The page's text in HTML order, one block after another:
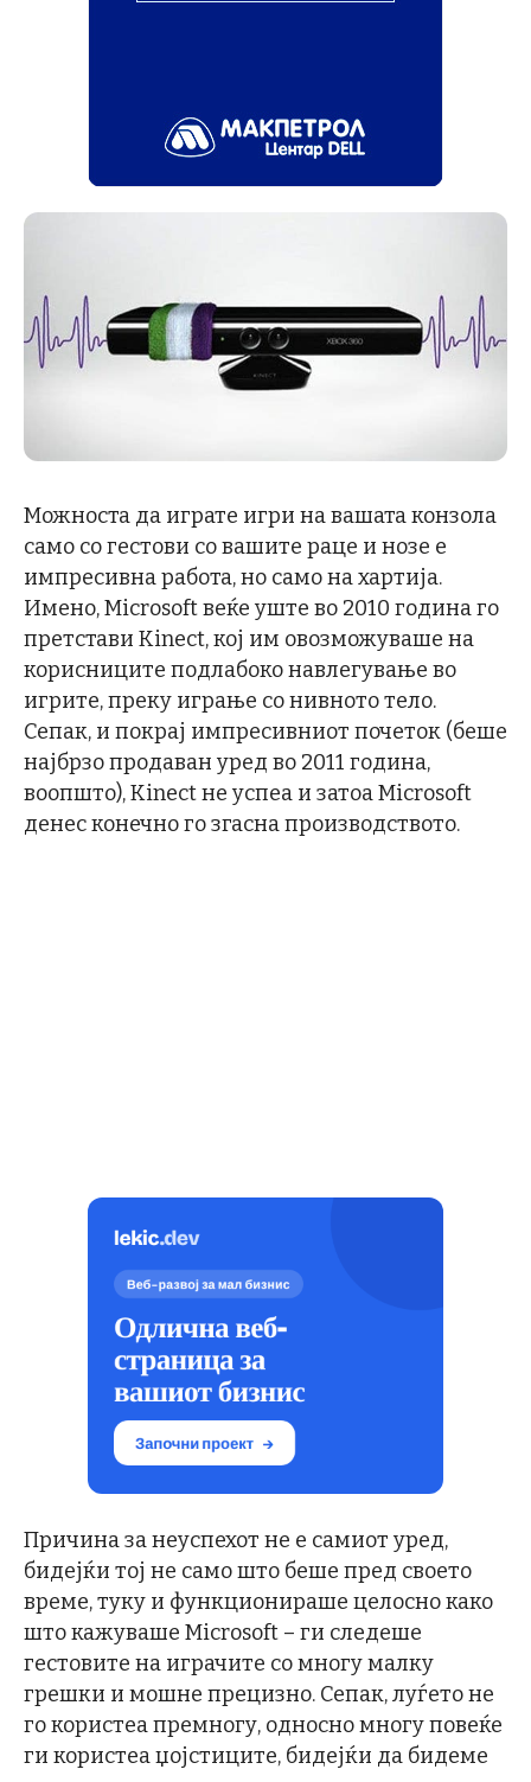
Можноста да играте игри на вашата конзола
само со гестови со вашите раце и нозе е
импресивна работа, но само на хартија.
Имено, Microsoft веќе уште во 2010 година го
претстави Kinect, кој им овозможуваше на
корисниците подлабоко навлегување во
игрите, преку играње со нивното тело.
Сепак, и покрај импресивниот почеток (беше
најбрзо продаван уред во 2011 година,
воопшто), Kinect не успеа и затоа Microsoft
денес конечно го згасна производството.
Причина за неуспехот не е самиот уред,
бидејќи тој не само што беше пред своето
време, туку и функционираше целосно како
што кажуваше Microsoft – ги следеше
гестовите на играчите со многу малку
грешки и мошне прецизно. Сепак, луѓето не
го користеа премногу, односно многу повеќе
ги користеа џојстиците, бидејќи да бидеме